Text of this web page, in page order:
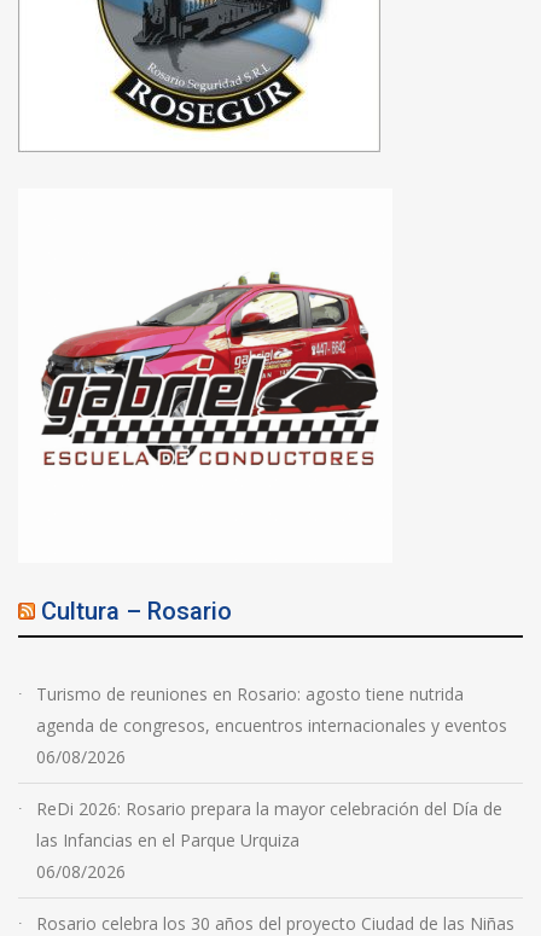
Cultura – Rosario
Turismo de reuniones en Rosario: agosto tiene nutrida
agenda de congresos, encuentros internacionales y eventos
06/08/2026
ReDi 2026: Rosario prepara la mayor celebración del Día de
las Infancias en el Parque Urquiza
06/08/2026
Rosario celebra los 30 años del proyecto Ciudad de las Niñas